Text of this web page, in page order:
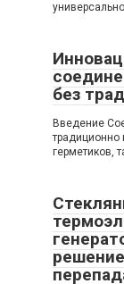
без
Введение
традиционно
герметиков,